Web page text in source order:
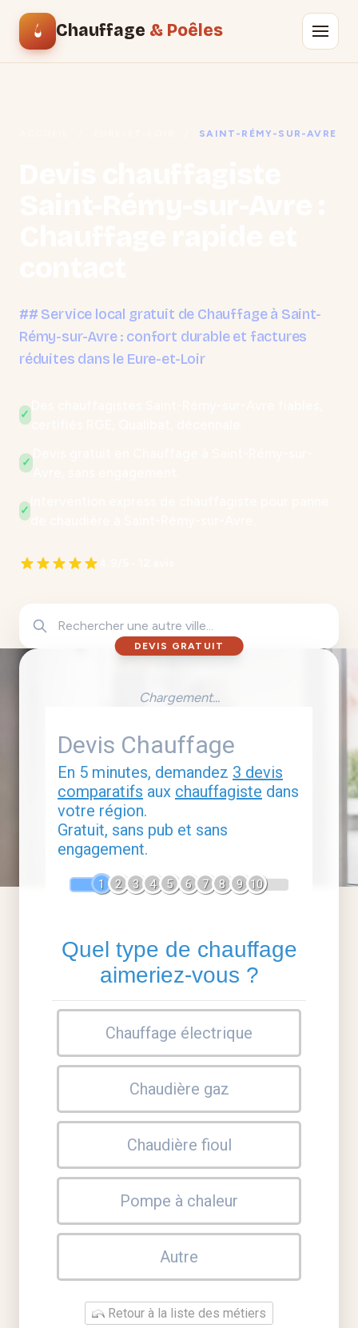
Chauffage & Poêles
SAINT-RÉMY-SUR-AVRE
## Service local gratuit de Chauffage à Saint-
Rémy-sur-Avre : confort durable et factures
réduites dans le Eure-et-Loir
✓
Des chauffagistes Saint-Rémy-sur-Avre fiables,
certifiés RGE, Qualibat, décennale.
✓
✓
DEVIS GRATUIT
Chargement...
Devis Chauffage
En 5 minutes, demandez 3 devis
comparatifs aux chauffagiste dans
votre région.
Gratuit, sans pub et sans
engagement.
1 2 3 4 5 6 7 8 9 10
Quel type de chauffage
aimeriez-vous ?
Chauffage électrique
Chaudière gaz
Chaudière fioul
Pompe à chaleur
Autre
Retour à la liste des métiers